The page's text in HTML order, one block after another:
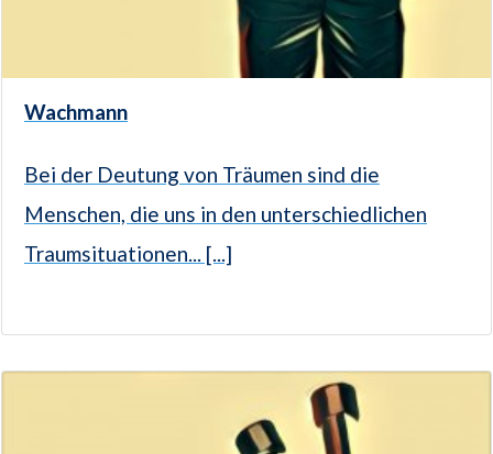
Wachmann
Bei der Deutung von Träumen sind die
Menschen, die uns in den unterschiedlichen
Traumsituationen... [...]